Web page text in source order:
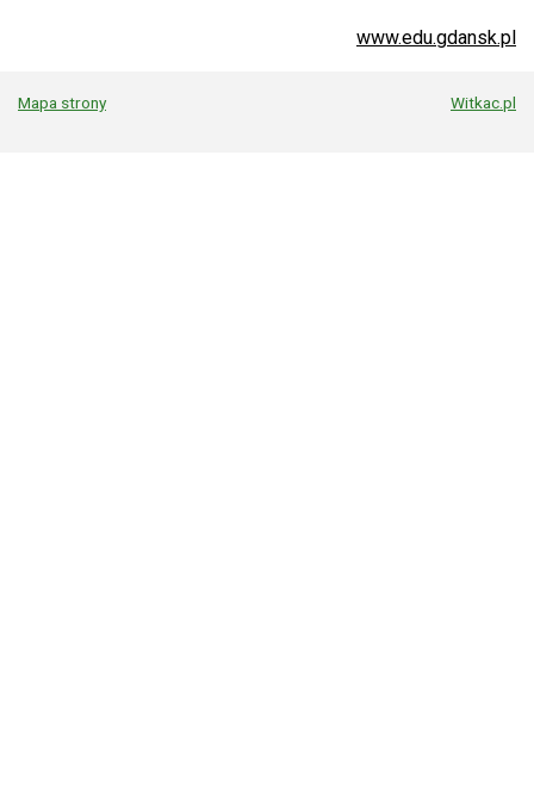
www.edu.gdansk.pl
Mapa strony Witkac.pl